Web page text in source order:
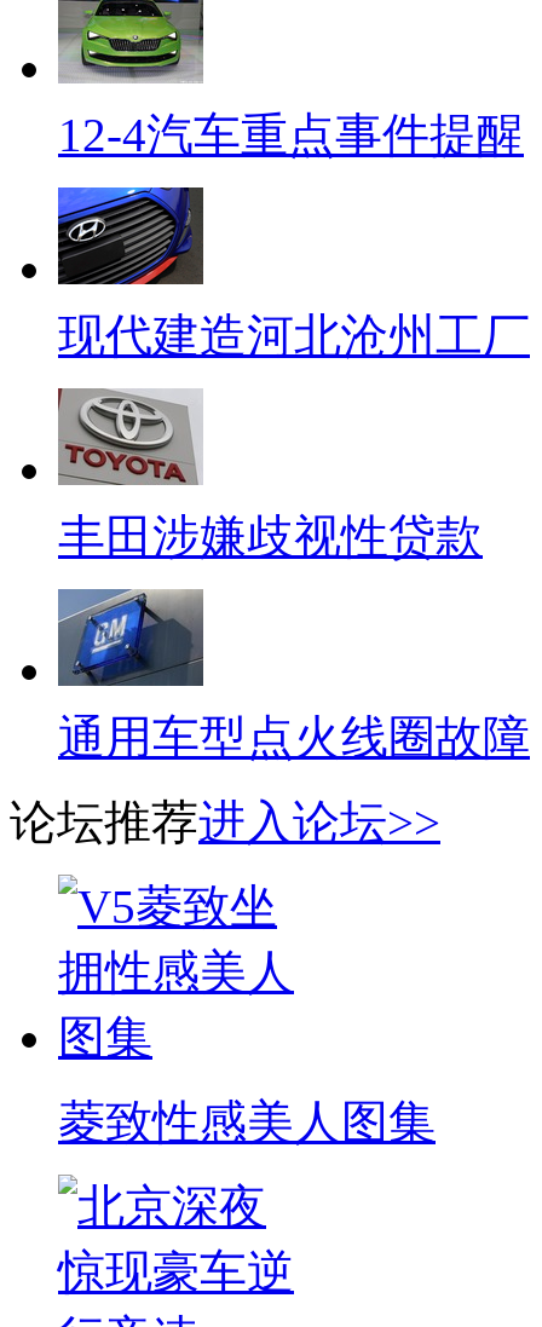
12-4汽车重点事件提醒
现代建造河北沧州工厂
丰田涉嫌歧视性贷款
通用车型点火线圈故障
论坛推荐进入论坛>>
菱致性感美人图集